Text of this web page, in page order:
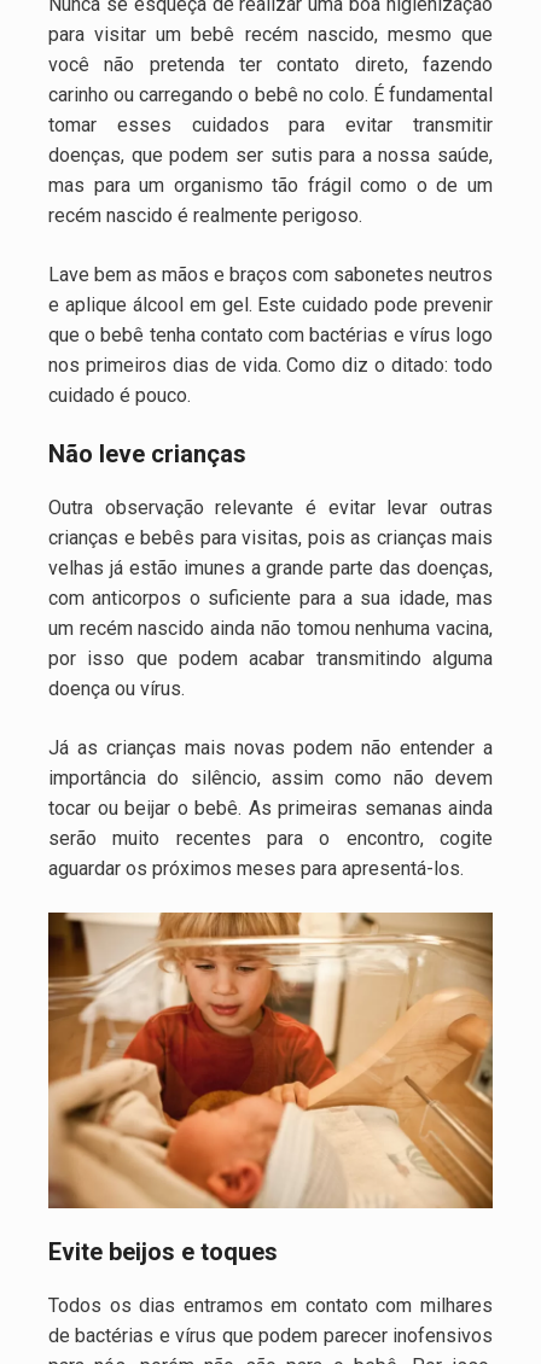
para visitar um bebê recém nascido, mesmo que
você não pretenda ter contato direto, fazendo
carinho ou carregando o bebê no colo. É fundamental
tomar esses cuidados para evitar transmitir
doenças, que podem ser sutis para a nossa saúde,
mas para um organismo tão frágil como o de um
recém nascido é realmente perigoso.
Lave bem as mãos e braços com sabonetes neutros
e aplique álcool em gel. Este cuidado pode prevenir
que o bebê tenha contato com bactérias e vírus logo
nos primeiros dias de vida. Como diz o ditado: todo
cuidado é pouco.
Não leve crianças
Outra observação relevante é evitar levar outras
crianças e bebês para visitas, pois as crianças mais
velhas já estão imunes a grande parte das doenças,
com anticorpos o suficiente para a sua idade, mas
um recém nascido ainda não tomou nenhuma vacina,
por isso que podem acabar transmitindo alguma
doença ou vírus.
Já as crianças mais novas podem não entender a
importância do silêncio, assim como não devem
tocar ou beijar o bebê. As primeiras semanas ainda
serão muito recentes para o encontro, cogite
aguardar os próximos meses para apresentá-los.
Evite beijos e toques
Todos os dias entramos em contato com milhares
de bactérias e vírus que podem parecer inofensivos